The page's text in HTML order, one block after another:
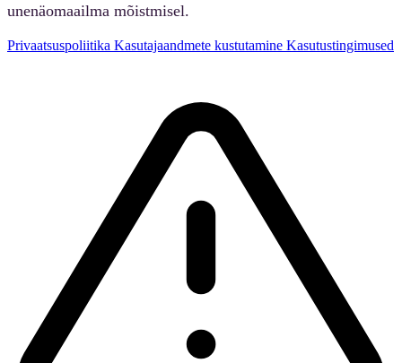
unenäomaailma mõistmisel.
Privaatsuspoliitika Kasutajaandmete kustutamine Kasutustingimused